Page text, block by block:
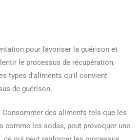
pour favoriser la guérison et
le processus de récupération,
types d’aliments qu’il convient
de guérison.
des aliments tels que les
comme les sodas, peut provoquer une